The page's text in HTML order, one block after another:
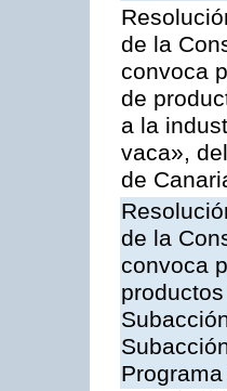
de la
convoca
de
a la
vaca»,
de
de la
convoca